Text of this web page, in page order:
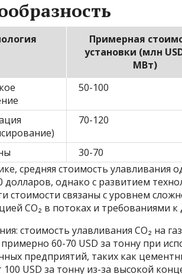
Примерная
установки (млн
МВт)
50-100
70-120
30-70
средняя стоимость улавливания
долларов, однако с развитием
стоимости связаны с уровнем
CO₂ в потоках и требованиями
стоимость улавливания CO₂ на
примерно 60-70 USD за тонну при
предприятий, таких как
USD за тонну из-за высокой